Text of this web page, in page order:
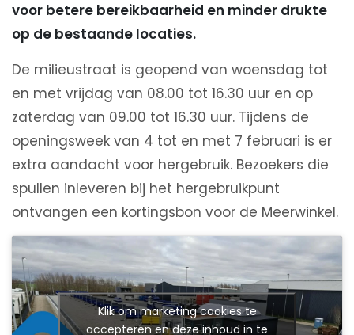
voor betere bereikbaarheid en minder drukte
op de bestaande locaties.
De milieustraat is geopend van woensdag tot
en met vrijdag van 08.00 tot 16.30 uur en op
zaterdag van 09.00 tot 16.30 uur. Tijdens de
openingsweek van 4 tot en met 7 februari is er
extra aandacht voor hergebruik. Bezoekers die
spullen inleveren bij het hergebruikpunt
ontvangen een kortingsbon voor de Meerwinkel.
Klik om marketing cookies te
accepteren en deze inhoud in te